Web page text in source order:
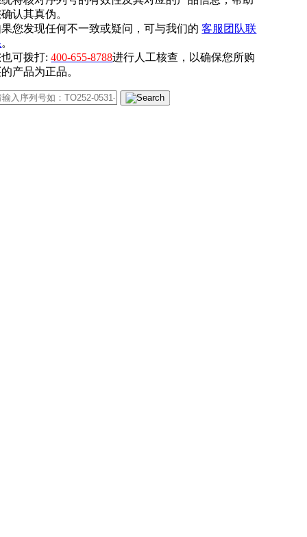
认其真伪。
您发现任何不一致或疑问，可与我们的客服团队联
。
也可拨打:400-655-8788进行人工核查，以确保您所购
产品为正品。